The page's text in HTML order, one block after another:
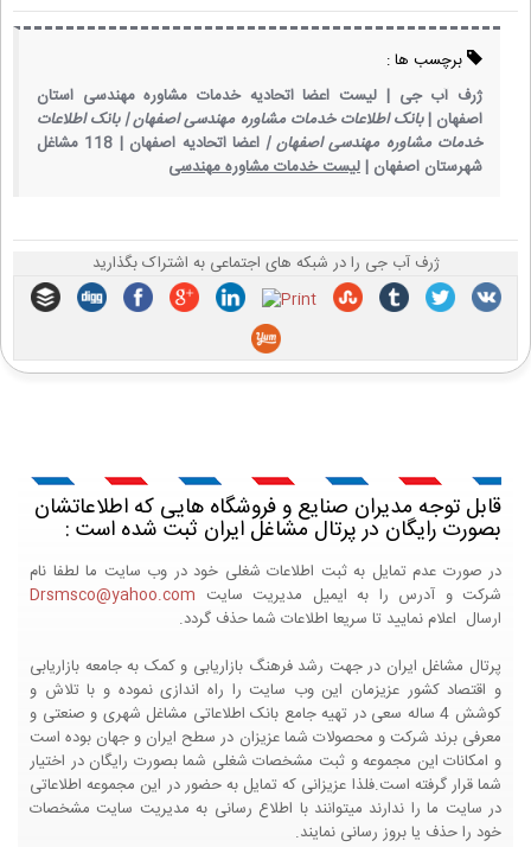
برچسب ها :
ژرف آب جی | لیست اعضا اتحادیه خدمات مشاوره مهندسی استان
اصفهان |بانک اطلاعات خدمات مشاوره مهندسی اصفهان |بانک اطلاعات
خدمات مشاوره مهندسی اصفهان | اعضا اتحادیه اصفهان |
118 مشاغل
شهرستان اصفهان |لیست خدمات مشاوره مهندسی
ژرف آب جی را در شبکه های اجتماعی به اشتراک بگذارید
قابل توجه مدیران صنایع و فروشگاه هایی که اطلاعاتشان
بصورت رایگان در پرتال مشاغل ایران ثبت شده است :
در صورت عدم تمایل به ثبت اطلاعات شغلی خود در وب سایت ما لطفا نام
شرکت و آدرس را به ایمیل مدیریت سایت Drsmsco@yahoo.com
ارسال اعلام نمایید تا سریعا اطلاعات شما حذف گردد.
پرتال مشاغل ایران در جهت رشد فرهنگ بازاریابی و کمک به جامعه بازاریابی
و اقتصاد کشور عزیزمان این وب سایت را راه اندازی نموده و با تلاش و
کوشش 4 ساله سعی در تهیه جامع بانک اطلاعاتی مشاغل شهری و صنعتی و
معرفی برند شرکت و محصولات شما عزیزان در سطح ایران و جهان بوده است
و امکانات این مجموعه و ثبت مشخصات شغلی شما بصورت رایگان در اختیار
شما قرار گرفته است.فلذا عزیزانی که تمایل به حضور در این مجموعه اطلاعاتی
در سایت ما را ندارند میتوانند با اطلاع رسانی به مدیریت سایت مشخصات
خود را حذف یا بروز رسانی نمایند.